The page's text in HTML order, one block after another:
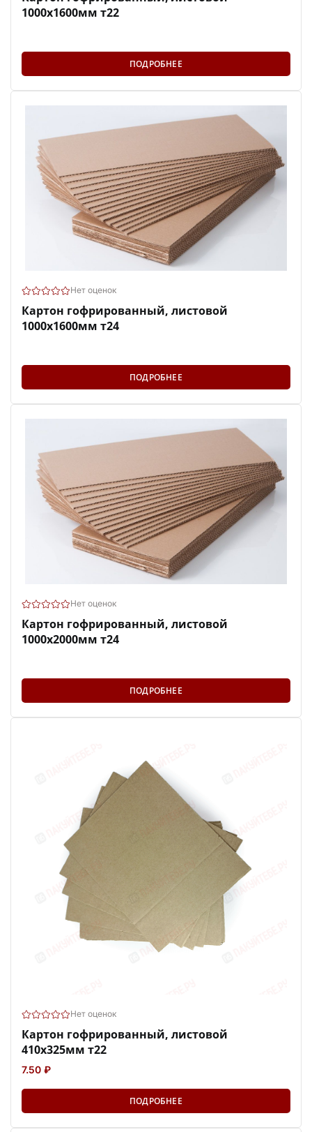
1000х1600мм т22
ПОДРОБНЕЕ
Нет оценок
Картон гофрированный, листовой
1000х1600мм т24
ПОДРОБНЕЕ
Нет оценок
Картон гофрированный, листовой
1000х2000мм т24
ПОДРОБНЕЕ
Нет оценок
Картон гофрированный, листовой
410х325мм т22
7.50 ₽
ПОДРОБНЕЕ